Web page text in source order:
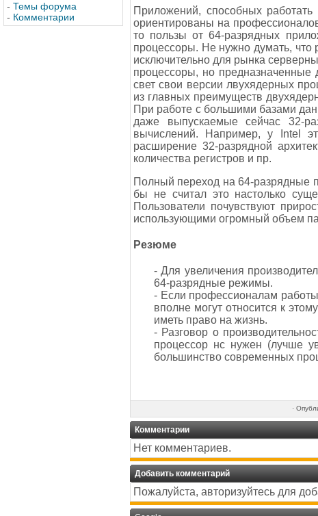
- Темы форума
- Комментарии
Приложений, способных
ориентированы на
то пользы от 64-разрядных
процессоры. Не нужно думать,
исключительно для рынка
процессоры, но
свет свои версии лвухядерных
из главных преимуществ
При работе с большими базами
даже выпускаемые сейчас 32-
вычислений. Например, у Intel
расширение 32-разрядной
количества регистров и пр.
Полный переход на 64-разрядные
бы не считал это настолько
Пользователи почувствуют
использующими огромный объем
Резюме
- Для увеличения
64-разрядные режимы.
- Если профессионалам
вполне могут относится к
иметь право на жизнь.
- Разговор о
процессор нс нужен (лучше
большинство современных
·
Комментарии
Нет комментариев.
Добавить комментарий
Пожалуйста, авторизуйтесь для